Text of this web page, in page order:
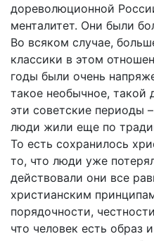
дореволюционной
менталитет. Они были
Во всяком случае,
классики в этом
годы были очень
такое необычное,
эти советские периоды
люди жили еще по
То есть сохранилось
то, что люди уже
действовали они все
христианским
порядочности,
что человек есть образ